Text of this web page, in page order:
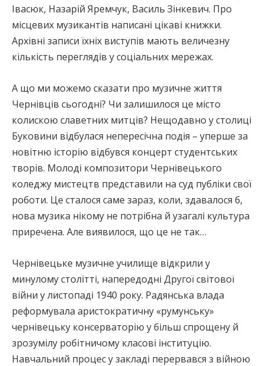
Івасюк, Назарій Яремчук, Василь Зінкевич. Про
місцевих музикантів написані цікаві книжки.
Архівні записи їхніх виступів мають величезну
кількість переглядів у соціальних мережах.
А що ми можемо сказати про музичне життя
Чернівців сьогодні? Чи залишилося це місто
колискою славетних митців? Нещодавно у столиці
Буковини відбулася непересічна подія – уперше за
новітню історію відбувся концерт студентських
творів. Молоді композитори Чернівецького
коледжу мистецтв представили на суд публіки свої
роботи. Це сталося саме зараз, коли, здавалося б,
нова музика нікому не потрібна й узагалі культура
приречена. Але виявилося, що це не так…
Чернівецьке музичне училище відкрили у
минулому столітті, напередодні Другої світової
війни у листопаді 1940 року. Радянська влада
реформувала аристократичну «румунську»
чернівецьку консерваторію у більш спрощену й
зрозумілу робітничому класові інституцію.
Навчальний процес у закладі перервався з війною